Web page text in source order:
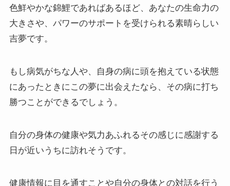
色鮮やかな錦鯉であればあるほど、あなたの生命力の
大きさや、パワーのサポートを受けられる素晴らしい
吉夢です。
もし病気がちな人や、自身の病に頭を抱えている状態
にあったときにこの夢に出会えたなら、その病に打ち
勝つことができるでしょう。
自分の身体の健康や気力あふれるその感じに感謝する
日が近いうちに訪れそうです。
健康情報に目を通すことや自分の身体との対話を行う